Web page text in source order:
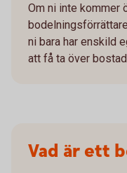
Om ni inte kommer
ni bara har enskild
att få ta över
Vad är ett